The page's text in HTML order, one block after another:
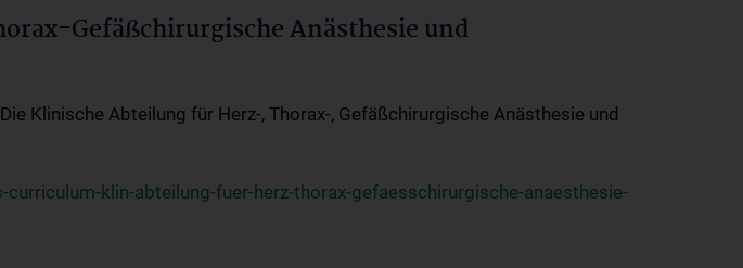
Gefäßchirurgische Anästhesie und
Klinische Abteilung für Herz-, Thorax-, Gefäßchirurgische Anästhesie und
klin-abteilung-fuer-herz-thorax-gefaesschirurgische-anaesthesie-